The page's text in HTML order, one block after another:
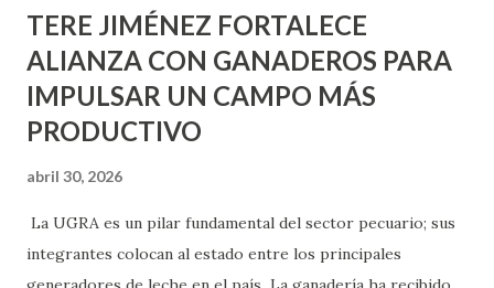
TERE JIMÉNEZ FORTALECE
ALIANZA CON GANADEROS PARA
IMPULSAR UN CAMPO MÁS
PRODUCTIVO
abril 30, 2026
La UGRA es un pilar fundamental del sector pecuario; sus
integrantes colocan al estado entre los principales